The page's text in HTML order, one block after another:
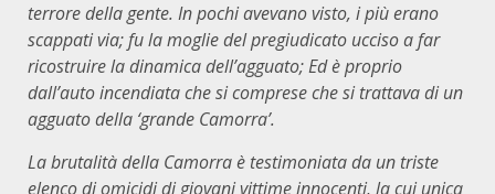
terrore della gente. Inpochiavevanovisto, i piùerano
scappati via; fu la moglie del pregiudicato ucciso a far
ricostruire la dinamica dell’agguato; Ed è proprio
dall’auto incendiata che si comprese che si trattava di un
agguato della ‘grande Camorra’.
La brutalità della Camorra è testimoniata da un triste
elenco di omicidi di giovanivittimeinnocenti, la cui unica